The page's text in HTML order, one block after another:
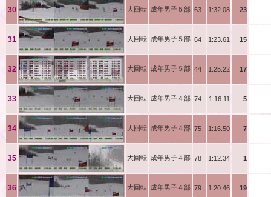
30 大回転 成年男子５部 63 1:32.08 23
31 大回転 成年男子５部 64 1:23.61 15
32 大回転 成年男子５部 44 1:25.22 17
33 大回転 成年男子４部 74 1:16.11 5
34 大回転 成年男子４部 75 1:16.50 7
35 大回転 成年男子４部 78 1:12.34 1
36 大回転 成年男子４部 79 1:20.46 19